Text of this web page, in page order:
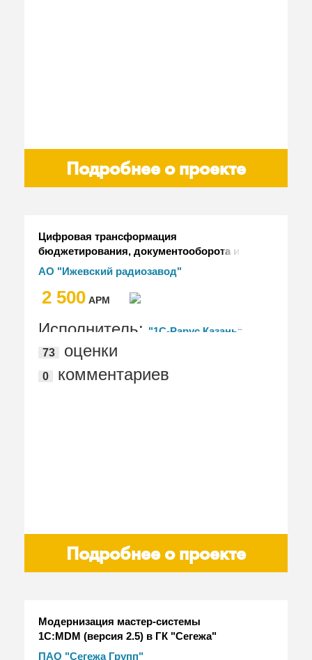
Подробнее о проекте
Цифровая трансформация
бюджетирования, документооборота и
управления мастер‑данными в АО
"Ижевский радиозавод"
АО "Ижевский радиозавод"
2 500 АРМ
Исполнитель: "1С-Рарус Казань"
73
оценки
0 комментариев
Подробнее о проекте
Модернизация мастер-системы
1С:MDM (версия 2.5) в ГК "Сегежа"
ПАО "Сегежа Групп"